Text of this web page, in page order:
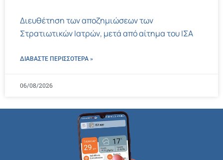
Διευθέτηση των αποζημιώσεων των
Στρατιωτικών Ιατρών, μετά από αίτημα του ΙΣΑ
ΔΙΑΒΑΣΤΕ ΠΕΡΙΣΣΌΤΕΡΑ »
06/08/2026